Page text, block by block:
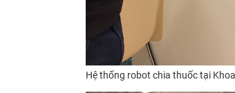
Hệ thống robot chia thuốc tại